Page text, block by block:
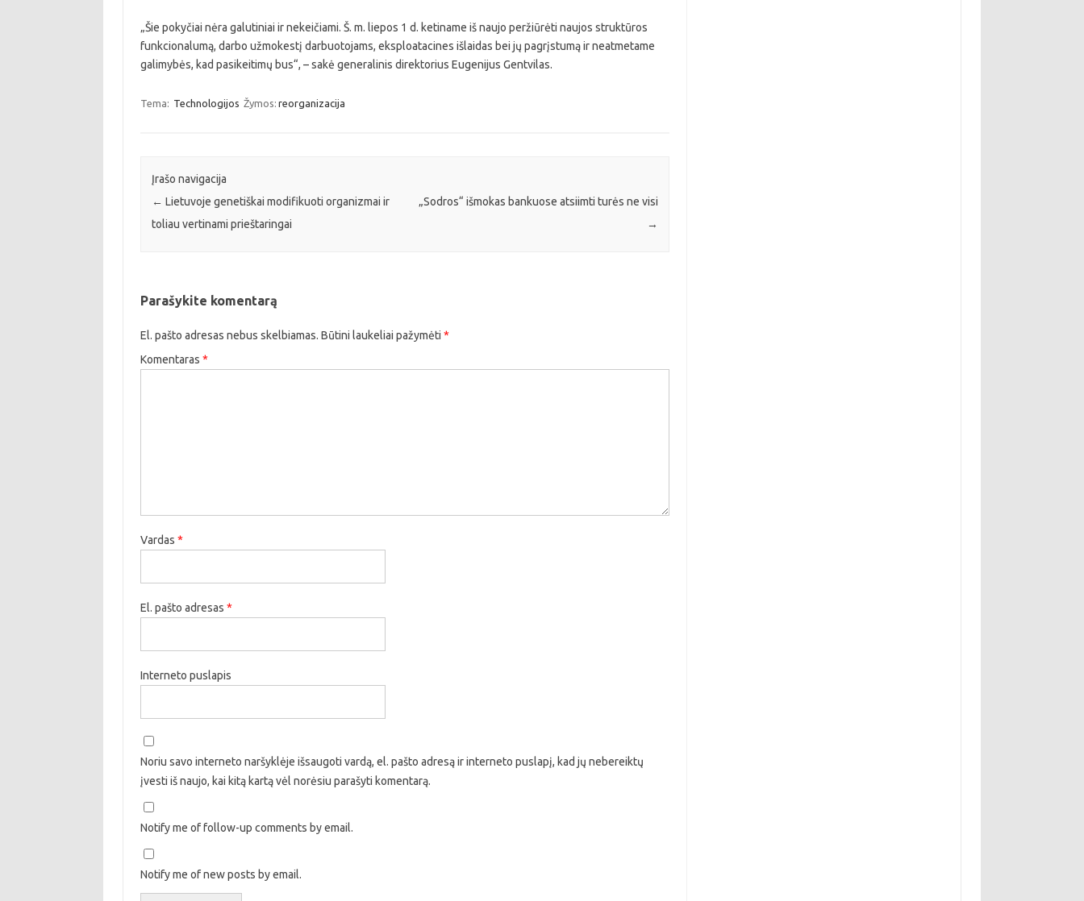
„Šie pokyčiai nėra galutiniai ir nekeičiami. Š. m. liepos 1 d. ketiname iš naujo peržiūrėti naujos struktūros
funkcionalumą, darbo užmokestį darbuotojams, eksploatacines išlaidas bei jų pagrįstumą ir neatmetame
galimybės, kad pasikeitimų bus“, – sakė generalinis direktorius Eugenijus Gentvilas.
Tema: Technologijos Žymos: reorganizacija
Įrašo navigacija
← Lietuvoje genetiškai modifikuoti organizmai ir
toliau vertinami prieštaringai
„Sodros“ išmokas bankuose atsiimti turės ne visi
→
Parašykite komentarą
El. pašto adresas nebus skelbiamas. Būtini laukeliai pažymėti *
Komentaras *
Vardas *
El. pašto adresas *
Interneto puslapis
Noriu savo interneto naršyklėje išsaugoti vardą, el. pašto adresą ir interneto puslapį, kad jų nebereiktų
įvesti iš naujo, kai kitą kartą vėl norėsiu parašyti komentarą.
Notify me of follow-up comments by email.
Notify me of new posts by email.